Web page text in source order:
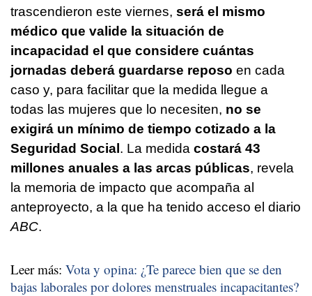
trascendieron este viernes, será el mismo
médico que valide la situación de
incapacidad el que considere cuántas
jornadas deberá guardarse reposo en cada
caso y, para facilitar que la medida llegue a
todas las mujeres que lo necesiten, no se
exigirá un mínimo de tiempo cotizado a la
Seguridad Social. La medida costará 43
millones anuales a las arcas públicas, revela
la memoria de impacto que acompaña al
anteproyecto, a la que ha tenido acceso el diario
ABC.
Leer más: Vota y opina: ¿Te parece bien que se den
bajas laborales por dolores menstruales incapacitantes?